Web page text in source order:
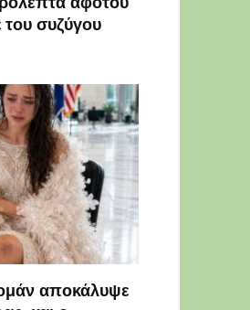
του συζύγου
αποκάλυψε